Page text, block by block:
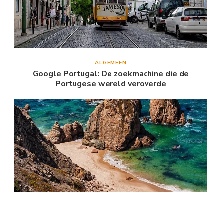
ALGEMEEN
Google Portugal: De zoekmachine die de
Portugese wereld veroverde